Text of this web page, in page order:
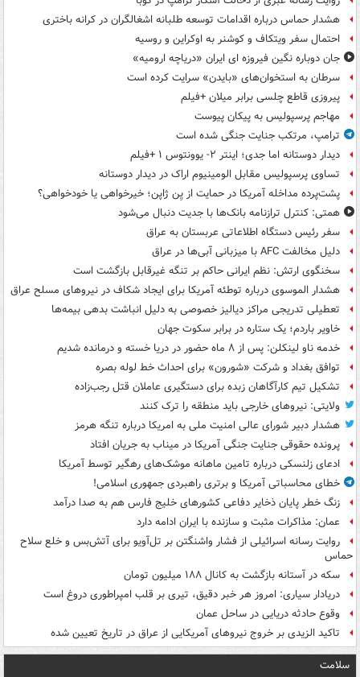
هشدار حماس درباره اقدامات توسعه طلبانه اشغالگران در کرانه باختری
احتمال سفر ویتکاف و کوشنر به اوکراین و روسیه
جان دوباره نگین فیروزه ای ایران «دریاچه ارومیه»
سرطان به استخوان‌های «بایدن» سرایت کرده است
پیروزی قاطع چلسی برابر میلان +فیلم
مهاجم پرسپولیس به پیکان پیوست
ترامپ، مرتکب جنایت جنگی شده است
دیدار دوستانه اما جدی؛ اینتر ۲- یوونتوس ۱ +فیلم
تساوی پرسپولیس مقابل الومینیوم اراک در دیدار دوستانه
پشت‌پرده مداخله آمریکا در حمایت از یِن ژاپن؛ خیرخواهی یا خودخواهی؟
همتی: کنترل ترازنامه بانک‌ها با جدیت دنبال می‌شود
سفر رئیس دستگاه اطلاعاتی عربستان به عراق
دلیل مخالفت AFC با میزبانی آبی‌ها در عراق
سخنگوی ارتش: نظم ایرانی حاکم بر تنگه غیرقابل بازگشت است
هشدار الموسوی درباره توطئه آمریکا برای ایجاد شکاف در نیروهای مسلح عراق
تعطیلی تدریجی مراکز دیالیز خصوصی به دلیل انباشت بدهی بیمه‌ها
خاویر باردم؛ یک ستاره در برابر سکوت جهان
خدمه ناو لینکلن: پس از ۸ ماه حضور در دریا خسته و درمانده‌ شدیم
توافق بغداد و شرکت «شورون» برای احداث خط لوله بصره
تشکیل تیم کارآگاهان زبده برای دستگیری عاملان قتل رجب‌زاده
ولایتی: نیروهای خارجی باید منطقه را ترک کنند
هشدار دبیر شورای عالی امنیت ملی به امریکا درباره تنگه هرمز
پرونده حقوقی جنایت جنگی آمریکا در میناب به جریان افتاد
ادعای زلنسکی درباره تامین ماهانه موشک‌های رهگیر توسط آمریکا
خطای محاسباتی آمریکا و برتری راهبردی جمهوری اسلامی!
زنگ خطر پایان ذخایر دفاعی کشورهای خلیج فارس هم به صدا درآمد
عمان: مذاکرات مثبت و سازنده با ایران ادامه دارد
روایت رسانه اسرائیلی از فشار واشنگتن بر تل‌آویو برای آتش‌بس و خلع سلاح
حماس
سکه در آستانه بازگشت به کانال ۱۸۸ میلیون تومان
دریادار سیاری: امروز هر خبر دقیق، تیری بر قلب امپراطوری دروغ است
وقوع حادثه دریایی در ساحل عمان
تاکید الزیدی بر خروج نیروهای آمریکایی از عراق در تاریخ تعیین شده
سلامت